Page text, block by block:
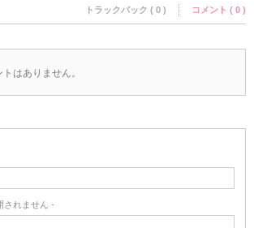
トラックバック ( 0 ) コメント ( 0 )
はありません。
されません -